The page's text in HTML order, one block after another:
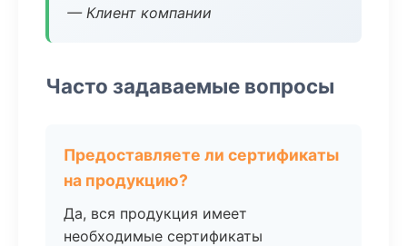
— Клиент компании
Часто задаваемые вопросы
Предоставляете ли сертификаты
на продукцию?
Да, вся продукция имеет
необходимые сертификаты